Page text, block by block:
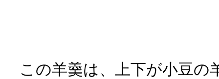
この羊羹は、上下が小豆の